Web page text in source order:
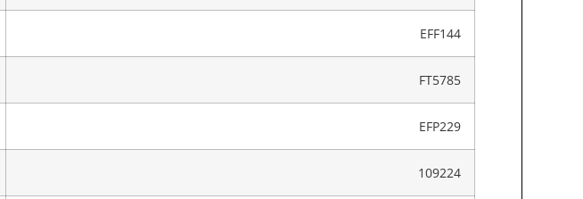
EFF144
FT5785
EFP229
109224